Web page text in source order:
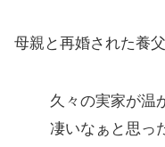
母親と再婚された養
久々の実家が温
凄いなぁと思っ